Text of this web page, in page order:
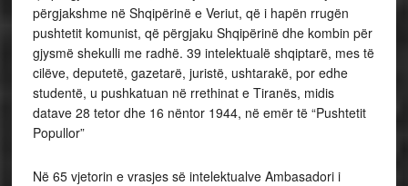
përgjakshme në Shqipërinë e Veriut, që i hapën rrugën
pushtetit komunist, që përgjaku Shqipërinë dhe kombin për
gjysmë shekulli me radhë. 39 intelektualë shqiptarë, mes të
cilëve, deputetë, gazetarë, juristë, ushtarakë, por edhe
studentë, u pushkatuan në rrethinat e Tiranës, midis
datave 28 tetor dhe 16 nëntor 1944, në emër të “Pushtetit
Popullor”
Në 65 vjetorin e vrasjes së intelektualve Ambasadori i